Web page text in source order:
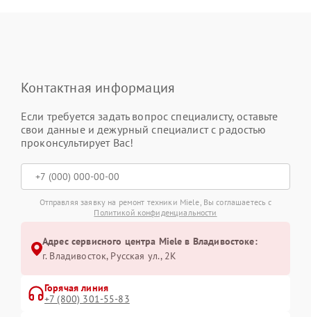
Контактная информация
Если требуется задать вопрос специалисту, оставьте
свои данные и дежурный специалист с радостью
проконсультирует Вас!
Отправляя заявку на ремонт техники Miele, Вы соглашаетесь с
Политикой конфиденциальности
Адрес сервисного центра Miele в Владивостоке:
г. Владивосток, Русская ул., 2К
Горячая линия
+7 (800) 301-55-83